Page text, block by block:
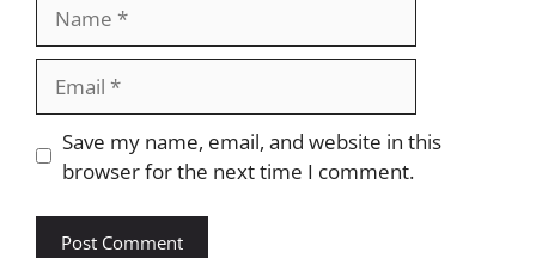
Website
Save my name, email, and website in this
browser for the next time I comment.